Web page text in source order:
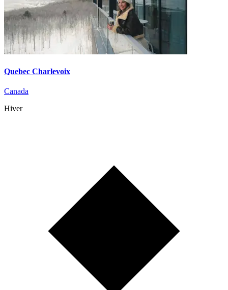
Quebec Charlevoix
Canada
Hiver